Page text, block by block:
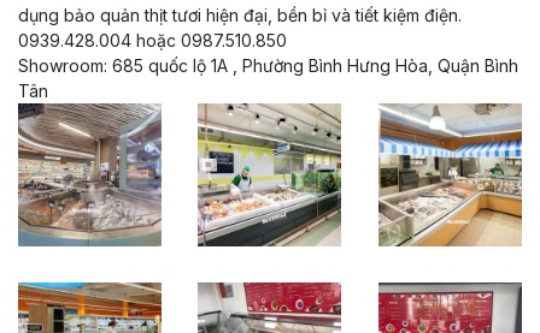
dụng bảo quản thịt tươi hiện đại, bền bỉ và tiết kiệm điện.
0939.428.004 hoặc 0987.510.850
Showroom: 685 quốc lộ 1A , Phường Bình Hưng Hòa, Quận Bình
Tân